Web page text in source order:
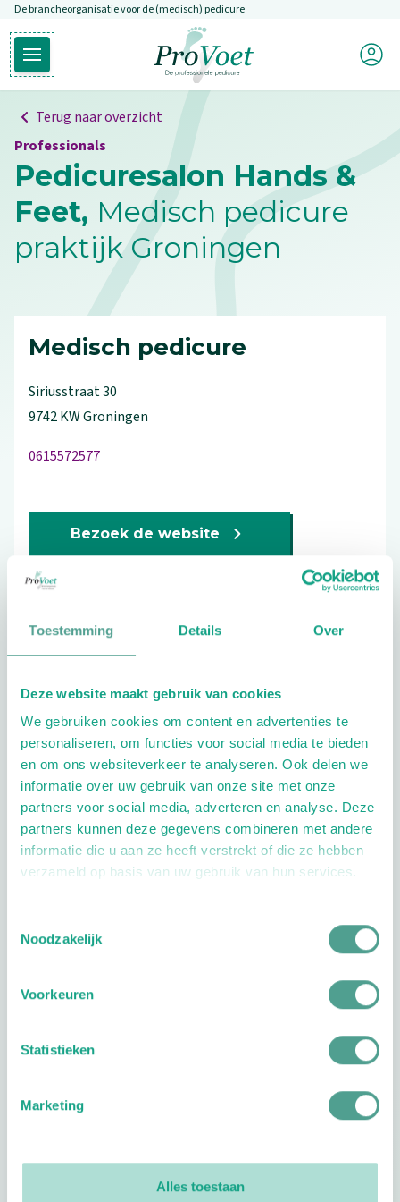
Toestemming Details Over
Deze website maakt gebruik van cookies
We gebruiken cookies om content en advertenties te
personaliseren, om functies voor social media te bieden
en om ons websiteverkeer te analyseren. Ook delen we
informatie over uw gebruik van onze site met onze
partners voor social media, adverteren en analyse. Deze
partners kunnen deze gegevens combineren met andere
informatie die u aan ze heeft verstrekt of die ze hebben
verzameld op basis van uw gebruik van hun services.
Noodzakelijk
Voorkeuren
Statistieken
Marketing
Alles toestaan
Overslaan en naar de inhoud gaan
De brancheorganisatie voor de (medisch) pedicure
Open hoofdmenu
Ga naar de homepagina
Mijn
Terug naar overzicht
Professionals
Pedicuresalon Hands &
Feet, Medisch pedicure
praktijk Groningen
Medisch pedicure
Siriusstraat30
9742 KWGroningen
0615572577
Bezoek de website
Diabetes
Wellness
Geriatrie
Kinderen
Extra opties
DagTijd
Plan je route